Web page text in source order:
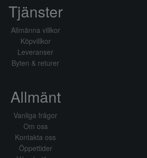
Tjänster
Allmänna villkor
Köpvillkor
Leveranser
Byten & returer
Allmänt
Vanliga frågor
Om oss
Kontakta oss
Öppettider